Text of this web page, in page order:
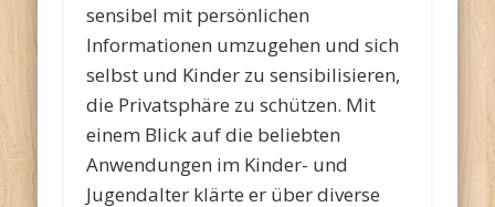
sensibel mit persönlichen
Informationen umzugehen und sich
selbst und Kinder zu sensibilisieren,
die Privatsphäre zu schützen. Mit
einem Blick auf die beliebten
Anwendungen im Kinder- und
Jugendalter klärte er über diverse